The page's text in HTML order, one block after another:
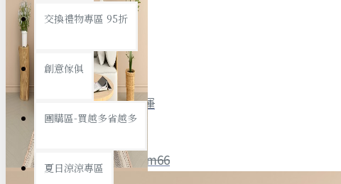
全館限時滿799免運
聯絡我們 ID : @ym66
浴室置物/收納
旅行收納
交換禮物專區 95折
創意傢俱
團購區-買越多省越多
夏日涼涼專區